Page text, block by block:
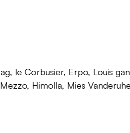
le Corbusier, Erpo, Louis
Himolla, Mies